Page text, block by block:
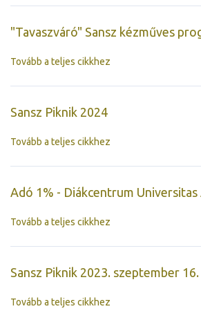
"Tavaszváró" Sansz kézműves
Tovább a teljes cikkhez
Sansz Piknik 2024
Tovább a teljes cikkhez
Adó 1% - Diákcentrum
Tovább a teljes cikkhez
Sansz Piknik 2023. szeptember 16.
Tovább a teljes cikkhez